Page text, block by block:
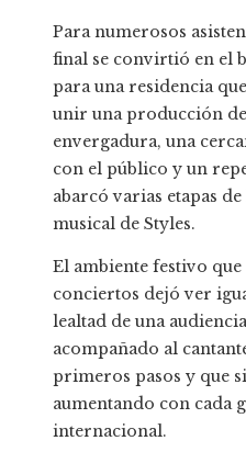
Para numerosos
final se convirtió en el
para una residencia
unir una producción
envergadura, una
con el público y un
abarcó varias etapas
musical de Styles.
El ambiente festivo
conciertos dejó ver
lealtad de una
acompañado al
primeros pasos y que
aumentando con cada
internacional.